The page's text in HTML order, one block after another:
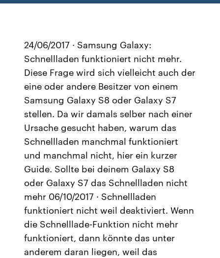
24/06/2017 · Samsung Galaxy:
Schnellladen funktioniert nicht mehr.
Diese Frage wird sich vielleicht auch der
eine oder andere Besitzer von einem
Samsung Galaxy S8 oder Galaxy S7
stellen. Da wir damals selber nach einer
Ursache gesucht haben, warum das
Schnellladen manchmal funktioniert
und manchmal nicht, hier ein kurzer
Guide. Sollte bei deinem Galaxy S8
oder Galaxy S7 das Schnellladen nicht
mehr 06/10/2017 · Schnellladen
funktioniert nicht weil deaktiviert. Wenn
die Schnelllade-Funktion nicht mehr
funktioniert, dann könnte das unter
anderem daran liegen, weil das